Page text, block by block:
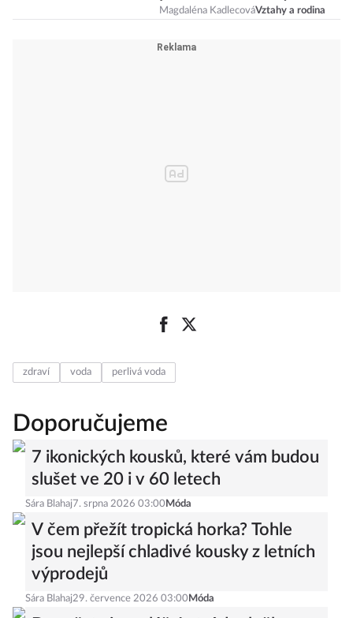
Magdaléna KadlecováVztahy a rodina
zdraví voda perlivá voda
Doporučujeme
7 ikonických kousků, které vám budou
slušet ve 20 i v 60 letech
Sára Blahaj 7. srpna 2026 03:00 Móda
V čem přežít tropická horka? Tohle
jsou nejlepší chladivé kousky z letních
výprodejů
Sára Blahaj29. července 2026 03:00 Móda